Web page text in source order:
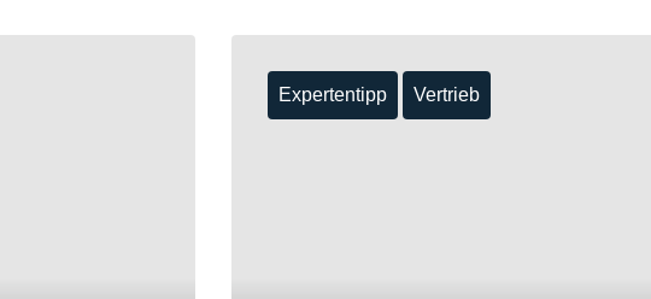
Expertentipp Vertrieb